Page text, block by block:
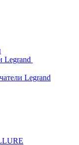
Legrand
Legrand